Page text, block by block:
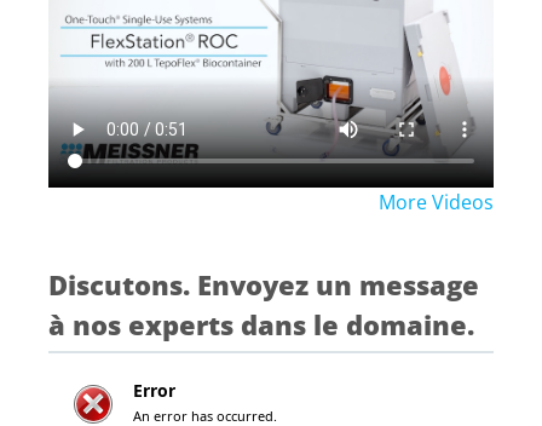
More Videos
Discutons. Envoyez un message
à nos experts dans le domaine.